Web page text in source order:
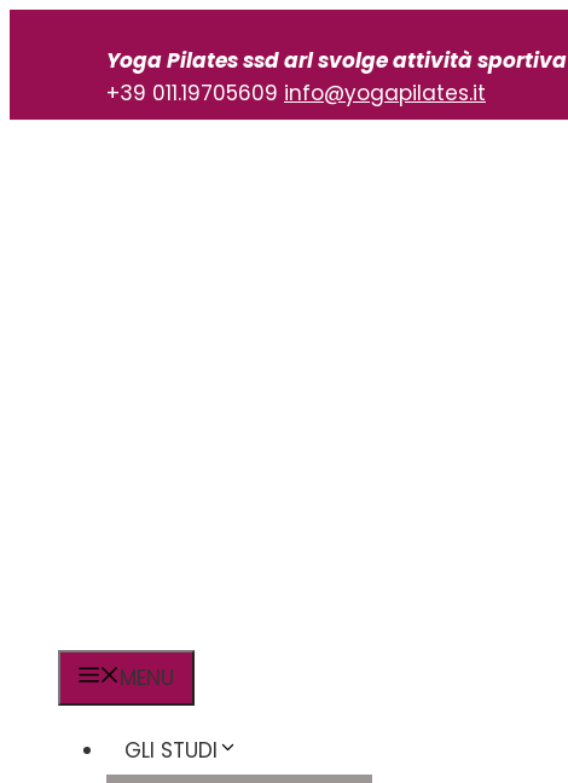
contenuto
Yoga Pilates ssd arl svolge attività sportiva
+39 011.19705609 info@yogapilates.it
MENU
GLI STUDI